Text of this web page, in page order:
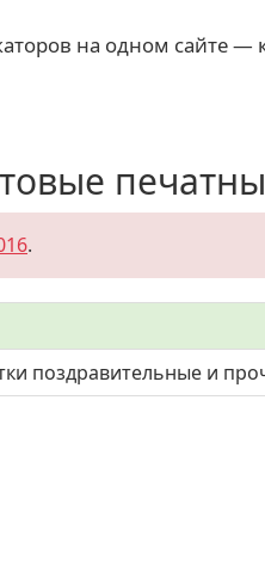
на одном сайте
.
поздравительные и